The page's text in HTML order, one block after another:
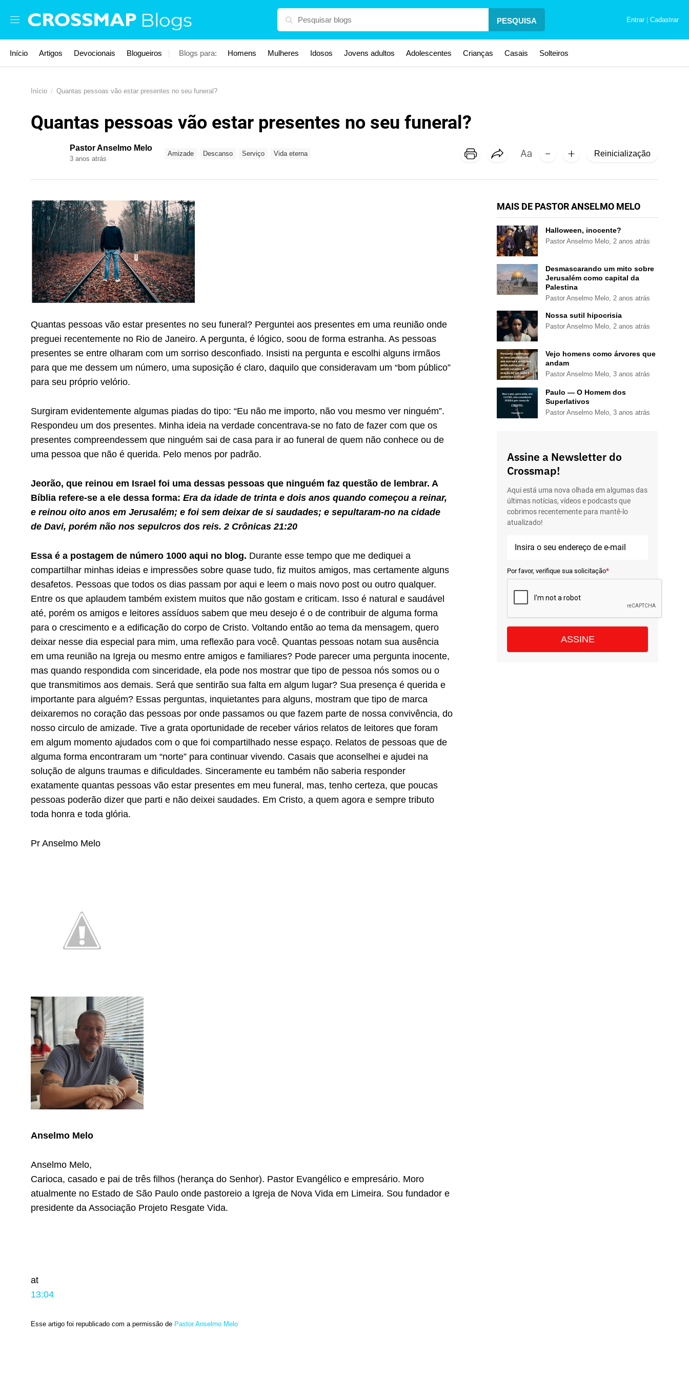
Blogs PESQUISA Entrar | Cadastrar
Início Artigos Devocionais Blogueiros Blogs para: Homens Mulheres Idosos Jovens adultos Adolescentes Crianças Casais Solteiros
Início Quantas pessoas vão estar presentes no seu funeral?
Quantas pessoas vão estar presentes no seu funeral?
Pastor Anselmo Melo
3 anos atrás
Amizade Descanso Serviço Vida eterna Reinicialização
Quantas pessoas vão estar presentes no seu funeral? Perguntei aos presentes em uma reunião onde
preguei recentemente no Rio de Janeiro. A pergunta, é lógico, soou de forma estranha. As pessoas
presentes se entre olharam com um sorriso desconfiado. Insisti na pergunta e escolhi alguns irmãos
para que me dessem um número, uma suposição é claro, daquilo que consideravam um “bom público”
para seu próprio velório.
Surgiram evidentemente algumas piadas do tipo: “Eu não me importo, não vou mesmo ver ninguém”.
Respondeu um dos presentes. Minha ideia na verdade concentrava-se no fato de fazer com que os
presentes compreendessem que ninguém sai de casa para ir ao funeral de quem não conhece ou de
uma pessoa que não é querida. Pelo menos por padrão.
Jeorão, que reinou em Israel foi uma dessas pessoas que ninguém faz questão de lembrar. A
Bíblia refere-se a ele dessa forma: Era da idade de trinta e dois anos quando começou a reinar,
e reinou oito anos em Jerusalém; e foi sem deixar de si saudades; e sepultaram-no na cidade
de Davi, porém não nos sepulcros dos reis. 2 Crônicas 21:20
Essa é a postagem de número 1000 aqui no blog. Durante esse tempo que me dediquei a
compartilhar minhas ideias e impressões sobre quase tudo, fiz muitos amigos, mas certamente alguns
desafetos. Pessoas que todos os dias passam por aqui e leem o mais novo post ou outro qualquer.
Entre os que aplaudem também existem muitos que não gostam e criticam. Isso é natural e saudável
até, porém os amigos e leitores assíduos sabem que meu desejo é o de contribuir de alguma forma
para o crescimento e a edificação do corpo de Cristo. Voltando então ao tema da mensagem, quero
deixar nesse dia especial para mim, uma reflexão para você. Quantas pessoas notam sua ausência
em uma reunião na Igreja ou mesmo entre amigos e familiares? Pode parecer uma pergunta inocente,
mas quando respondida com sinceridade, ela pode nos mostrar que tipo de pessoa nós somos ou o
que transmitimos aos demais. Será que sentirão sua falta em algum lugar? Sua presença é querida e
importante para alguém? Essas perguntas, inquietantes para alguns, mostram que tipo de marca
deixaremos no coração das pessoas por onde passamos ou que fazem parte de nossa convivência, do
nosso circulo de amizade. Tive a grata oportunidade de receber vários relatos de leitores que foram
em algum momento ajudados com o que foi compartilhado nesse espaço. Relatos de pessoas que de
alguma forma encontraram um “norte” para continuar vivendo. Casais que aconselhei e ajudei na
solução de alguns traumas e dificuldades. Sinceramente eu também não saberia responder
exatamente quantas pessoas vão estar presentes em meu funeral, mas, tenho certeza, que poucas
pessoas poderão dizer que parti e não deixei saudades. Em Cristo, a quem agora e sempre tributo
toda honra e toda glória.
Pr Anselmo Melo
Anselmo Melo
Anselmo Melo,
Carioca, casado e pai de três filhos (herança do Senhor). Pastor Evangélico e empresário. Moro
atualmente no Estado de São Paulo onde pastoreio a Igreja de Nova Vida em Limeira. Sou fundador e
presidente da Associação Projeto Resgate Vida.
at
13:04
Esse artigo foi republicado com a permissão de Pastor Anselmo Melo
MAIS DE PASTOR ANSELMO MELO
Halloween, inocente?
Pastor Anselmo Melo 2 anos atrás
Desmascarando um mito sobre
Jerusalém como capital da
Palestina
Pastor Anselmo Melo 2 anos atrás
Nossa sutil hipocrisia
Pastor Anselmo Melo 2 anos atrás
Vejo homens como árvores que
andam
Pastor Anselmo Melo 3 anos atrás
Paulo — O Homem dos
Superlativos
Pastor Anselmo Melo 3 anos atrás
Assine a Newsletter do
Crossmap!
Aqui está uma nova olhada em algumas das
últimas notícias, vídeos e podcasts que
cobrimos recentemente para mantê-lo
atualizado!
Por favor, verifique sua solicitação*
ASSINE